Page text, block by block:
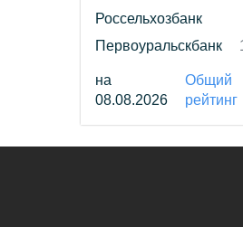
Россельхозбанк
Первоуральскбанк
на
08.08.2026
Общий
рейтинг